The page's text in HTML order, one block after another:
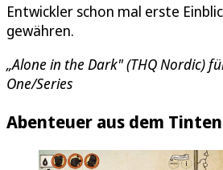
Entwickler schon mal erste
gewähren.
„Alone in the Dark" (THQ Nordic)
One/Series
Abenteuer aus dem